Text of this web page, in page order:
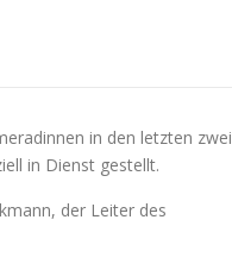
in den letzten zwei
in Dienst gestellt.
der Leiter des